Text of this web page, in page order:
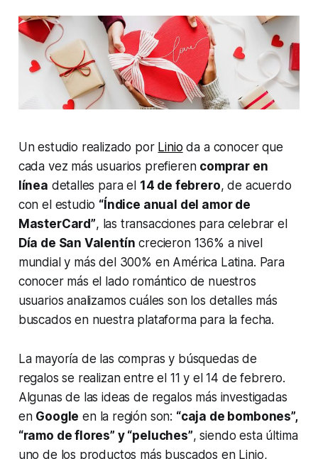
Un estudio realizado por Linio da a conocer que
cada vez más usuarios prefieren comprar en
línea detalles para el 14 de febrero, de acuerdo
con el estudio “Índice anual del amor de
MasterCard”, las transacciones para celebrar el
Día de San Valentín crecieron 136% a nivel
mundial y más del 300% en América Latina. Para
conocer más el lado romántico de nuestros
usuarios analizamos cuáles son los detalles más
buscados en nuestra plataforma para la fecha.
La mayoría de las compras y búsquedas de
regalos se realizan entre el 11 y el 14 de febrero.
Algunas de las ideas de regalos más investigadas
en Google en la región son: “caja de bombones”,
“ramo de flores” y “peluches”, siendo esta última
uno de los productos más buscados en Linio,